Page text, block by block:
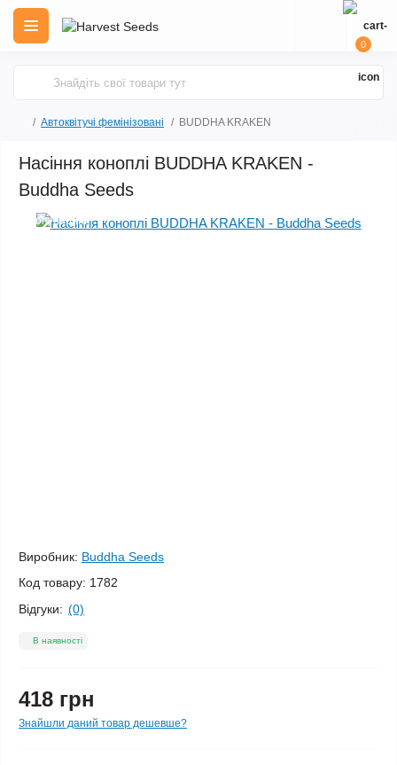
0
Автоквітучі фемінізовані BUDDHA KRAKEN
Насіння коноплі BUDDHA KRAKEN -
Buddha Seeds
Популярний
Виробник: Buddha Seeds
Код товару: 1782
Відгуки: (0)
В наявності
418 грн
Знайшли даний товар дешевше?